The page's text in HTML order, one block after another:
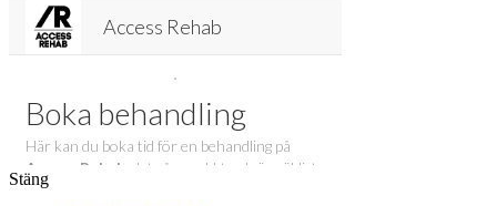
Stäng